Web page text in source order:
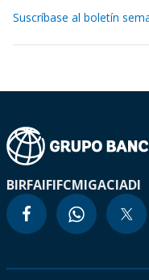
Suscríbase al boletín
BIRFAIFIFCMIGACIADI